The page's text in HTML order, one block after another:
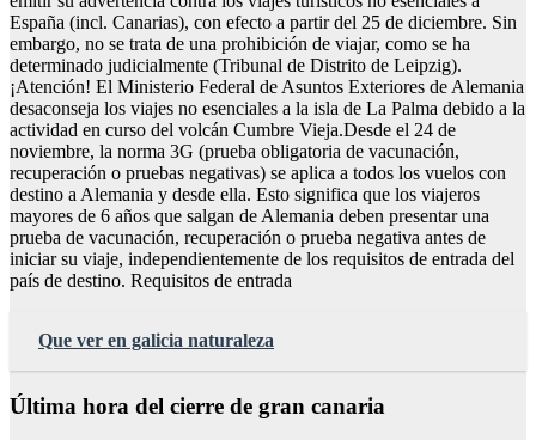
España (incl. Canarias), con efecto a partir del 25 de diciembre. Sin
embargo, no se trata de una prohibición de viajar, como se ha
determinado judicialmente (Tribunal de Distrito de Leipzig).
¡Atención! El Ministerio Federal de Asuntos Exteriores de Alemania
desaconseja los viajes no esenciales a la isla de La Palma debido a la
actividad en curso del volcán Cumbre Vieja.Desde el 24 de
noviembre, la norma 3G (prueba obligatoria de vacunación,
recuperación o pruebas negativas) se aplica a todos los vuelos con
destino a Alemania y desde ella. Esto significa que los viajeros
mayores de 6 años que salgan de Alemania deben presentar una
prueba de vacunación, recuperación o prueba negativa antes de
iniciar su viaje, independientemente de los requisitos de entrada del
país de destino. Requisitos de entrada
Que ver en galicia naturaleza
Última hora del cierre de gran canaria